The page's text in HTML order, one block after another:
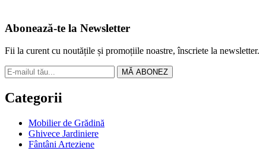
Abonează-te la Newsletter
Fii la curent cu noutățile și promoțiile noastre, înscriete la newsletter.
MĂ ABONEZ
Categorii
Mobilier de Grădină
Ghivece Jardiniere
Fântâni Arteziene